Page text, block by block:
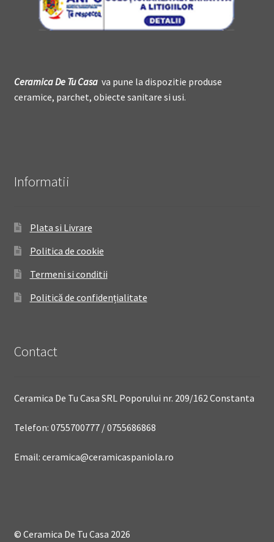
Ceramica DeTu Casava pune la dispozitie produse
ceramice, parchet, obiecte sanitare si usi.
Informatii
Plata si Livrare
Politica de cookie
Termeni si conditii
Politică de confidențialitate
Contact
Ceramica De Tu Casa SRL Poporului nr. 209/162 Constanta
Telefon: 0755700777 / 0755686868
Email: ceramica@ceramicaspaniola.ro
© Ceramica De Tu Casa 2026